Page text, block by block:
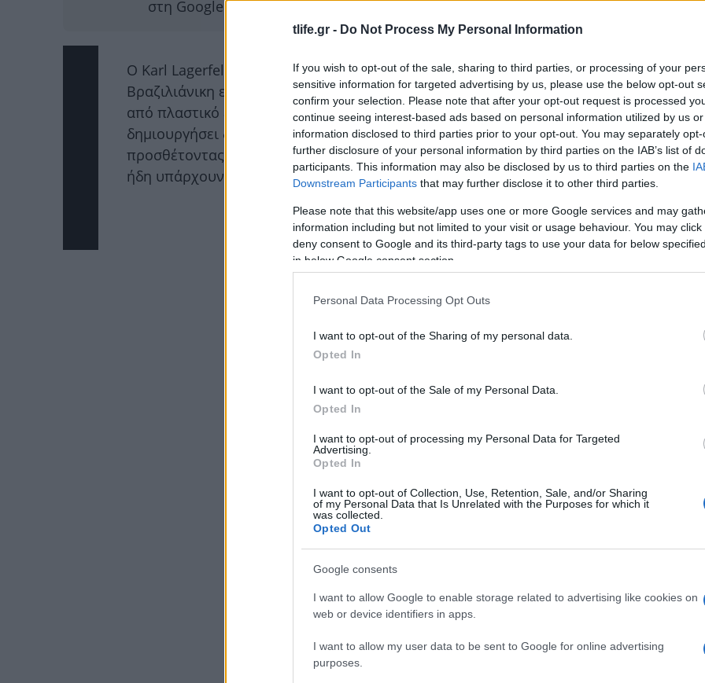
tlife.gr - Do Not Process My Personal Information
If you wish to opt-out of the sale, sharing to third parties, or processing of your
sensitive information for targeted advertising by us, please use the below opt-out
confirm your selection. Please note that after your opt-out request is processed
continue seeing interest-based ads based on personal information utilized by us
information disclosed to third parties prior to your opt-out. You may separately
further disclosure of your personal information by third parties on the IAB’s list of
participants. This information may also be disclosed by us to third parties on the
Downstream Participants that may further disclose it to other third parties.
Please note that this website/app uses one or more Google services and may
information including but not limited to your visit or usage behaviour. You may
deny consent to Google and its third-party tags to use your data for below
in below Google consent section.
Personal Data Processing Opt Outs
I want to opt-out of the Sharing of my personal data.
Opted In
I want to opt-out of the Sale of my Personal Data.
Opted In
I want to opt-out of processing my Personal Data for Targeted
Advertising.
Opted In
I want to opt-out of Collection, Use, Retention, Sale, and/or Sharing
of my Personal Data that Is Unrelated with the Purposes for which it
was collected.
Opted Out
Google consents
I want to allow Google to enable storage related to advertising like cookies on
web or device identifiers in apps.
I want to allow my user data to be sent to Google for online advertising
purposes.
στη Google για να μας διαβάζεις πιο συχνά
O Karl Lagerfeld ετοιμάζει μία νέα συνεργασία με την
Βραζιλιάνικη εταιρία Μelissa. Η εταιρία με τα παπούτσια
από πλαστικό είναι ενθουσιασμένη που ο Karl Lagerled θα
δημιουργήσει δύο νέα ζεύγη αλλά και θα μεταμορφώσει
προσθέτοντας τα δικά του στοιχεία σε δύο ζευγάρια που
ήδη υπάρχουν.